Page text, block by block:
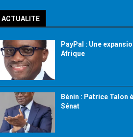
ACTUALITE
PayPal : Une
Afrique
Bénin : Patrice Talon
Sénat